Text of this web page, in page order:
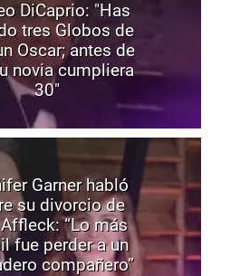
DiCaprio: "Has
tres Globos de
Oscar; antes de
novia cumpliera
30"
Garner habló
su divorcio de
“Lo más
fue perder a un
compañero”